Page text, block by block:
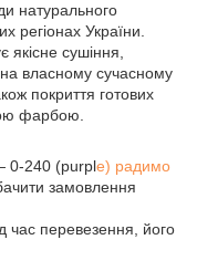
натурального
регіонах України.
якісне сушіння,
власному сучасному
покриття готових
фарбою.
0-240 (purple) радимо
замовлення
час перевезення, його